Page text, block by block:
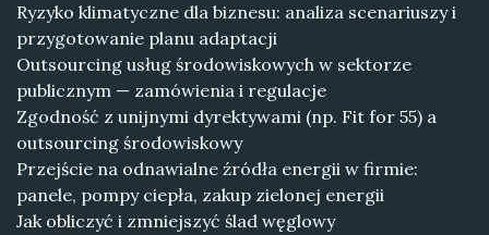
Ryzyko klimatyczne dla biznesu: analiza scenariuszy i
przygotowanie planu adaptacji
Outsourcing usług środowiskowych w sektorze
publicznym — zamówienia i regulacje
Zgodność z unijnymi dyrektywami (np. Fit for 55) a
outsourcing środowiskowy
Przejście na odnawialne źródła energii w firmie:
panele, pompy ciepła, zakup zielonej energii
Jak obliczyć i zmniejszyć ślad węglowy